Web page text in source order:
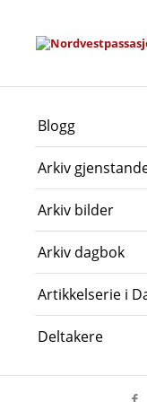
Blogg
Arkiv
Arkiv bilder
Arkiv dagbok
Artikkelserie i
Deltakere